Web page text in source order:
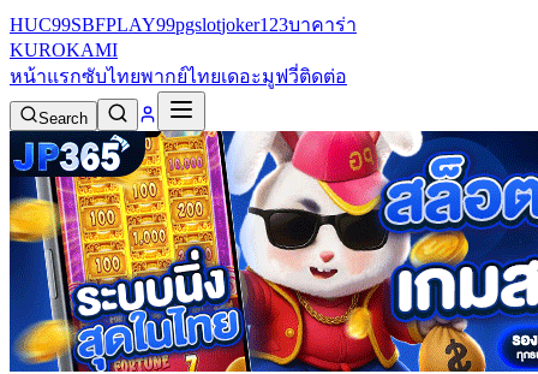
HUC99SBFPLAY99pgslotjoker123บาคาร่า
KUROKAMI
หน้าแรกซับไทยพากย์ไทยเดอะมูฟวี่ติดต่อ
Search